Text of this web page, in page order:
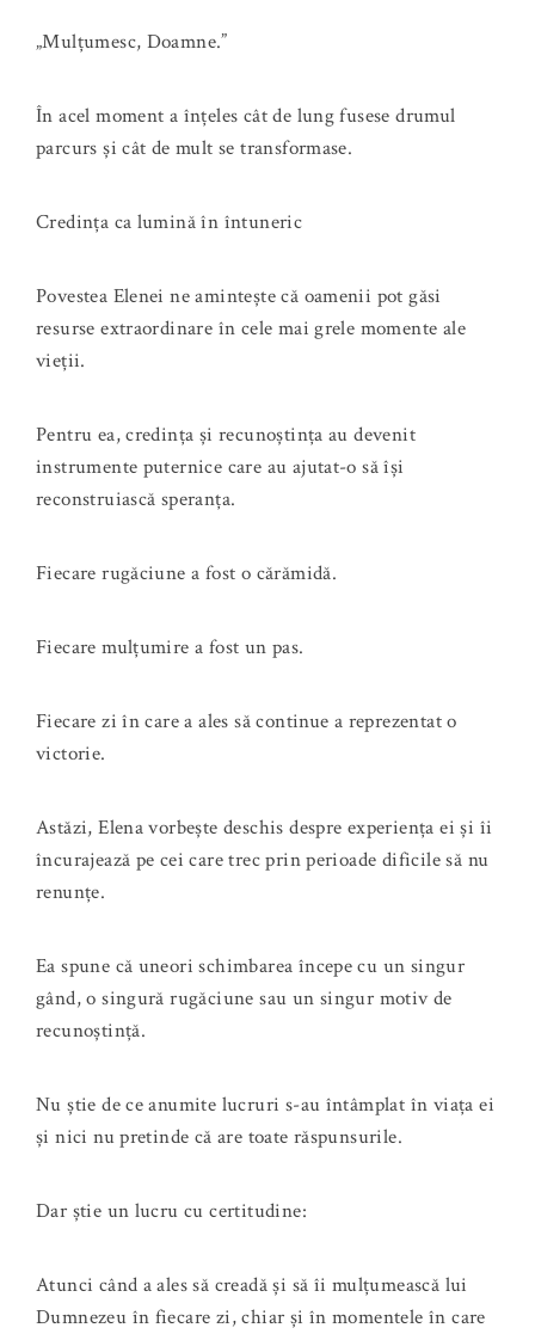
„Mulțumesc, Doamne.”
În acel moment a înțeles cât de lung fusese drumul
parcurs și cât de mult se transformase.
Credința ca lumină în întuneric
Povestea Elenei ne amintește că oamenii pot găsi
resurse extraordinare în cele mai grele momente ale
vieții.
Pentru ea, credința și recunoștința au devenit
instrumente puternice care au ajutat-o să își
reconstruiască speranța.
Fiecare rugăciune a fost o cărămidă.
Fiecare mulțumire a fost un pas.
Fiecare zi în care a ales să continue a reprezentat o
victorie.
Astăzi, Elena vorbește deschis despre experiența ei și îi
încurajează pe cei care trec prin perioade dificile să nu
renunțe.
Ea spune că uneori schimbarea începe cu un singur
gând, o singură rugăciune sau un singur motiv de
recunoștință.
Nu știe de ce anumite lucruri s-au întâmplat în viața ei
și nici nu pretinde că are toate răspunsurile.
Dar știe un lucru cu certitudine:
Atunci când a ales să creadă și să îi mulțumească lui
Dumnezeu în fiecare zi, chiar și în momentele în care